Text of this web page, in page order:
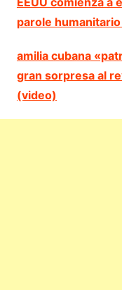
parole
amilia cubana
gran sorpresa al
(video)